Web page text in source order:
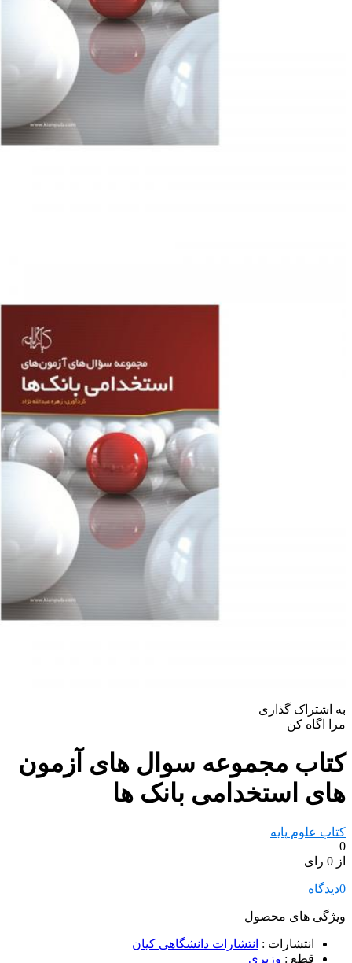
به اشتراک گذاری
مرا اگاه کن
کتاب مجموعه سوال های آزمون
های استخدامی بانک ها
کتاب علوم پایه
0
از 0 رای
0دیدگاه
ویژگی های محصول
انتشارات : انتشارات دانشگاهی کیان
قطع : وزیری